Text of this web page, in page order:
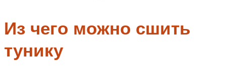
Из чего можно сшить
тунику